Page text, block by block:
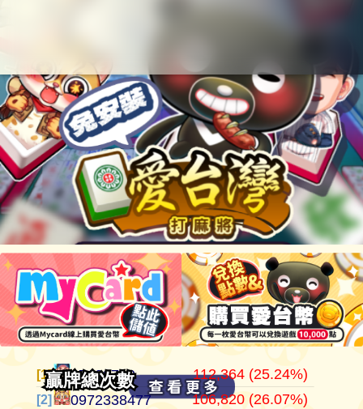
[1] 江湖風雲 105,374,201
[2] 田寮阿寶 37,502,247
贏牌總次數
贏牌總次數
[1] 07100710 112,364 (25.24%)
[2] 0972338477 106,820 (26.07%)
[1] 07100710 445,152
[2] 0972338477 409,815